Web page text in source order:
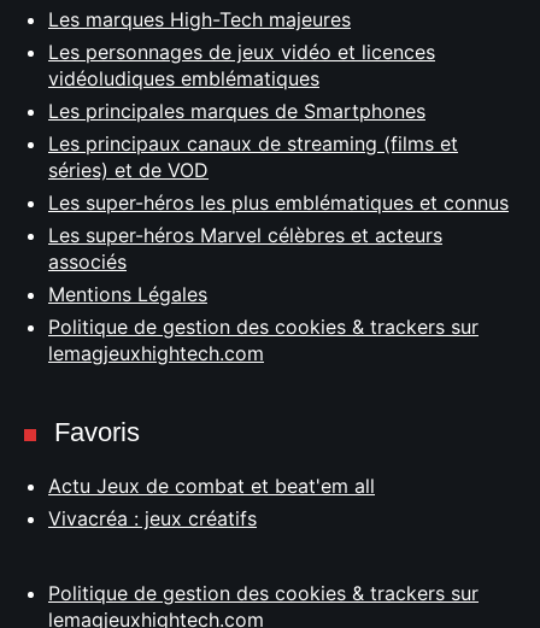
Les marques High-Tech majeures
Les personnages de jeux vidéo et licences
vidéoludiques emblématiques
Les principales marques de Smartphones
Les principaux canaux de streaming (films et
séries) et de VOD
Les super-héros les plus emblématiques et connus
Les super-héros Marvel célèbres et acteurs
associés
Mentions Légales
Politique de gestion des cookies & trackers sur
lemagjeuxhightech.com
Favoris
Actu Jeux de combat et beat'em all
Vivacréa : jeux créatifs
Politique de gestion des cookies & trackers sur
lemagjeuxhightech.com